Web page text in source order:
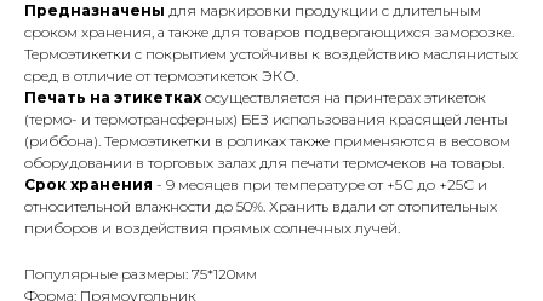
Предназначены для маркировки продукции с длительным
сроком хранения, а также для товаров подвергающихся заморозке.
Термоэтикетки с покрытием устойчивы к воздействию маслянистых
сред в отличие от термоэтикеток ЭКО.
Печать на этикеткахосуществляется на принтерах этикеток
(термо- и термотрансферных) БЕЗ использования красящей ленты
(риббона). Термоэтикетки в роликах также применяются в весовом
оборудовании в торговых залах для печати термочеков на товары.
Срок хранения - 9 месяцев при температуре от +5С до +25С и
относительной влажности до 50%. Хранить вдали от отопительных
приборов и воздействия прямых солнечных лучей.
Популярные размеры: 75*120мм
Форма: Прямоугольник